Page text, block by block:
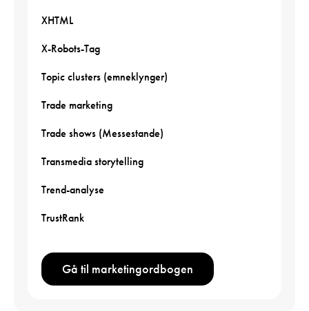
XHTML
X-Robots-Tag
Topic clusters (emneklynger)
Trade marketing
Trade shows (Messestande)
Transmedia storytelling
Trend-analyse
TrustRank
Gå til marketingordbogen